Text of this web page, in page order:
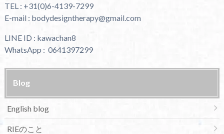
TEL : +31(0)6-4139-7299
E-mail : bodydesigntherapy@gmail.com
LINE ID : kawachan8
WhatsApp : 0641397299
Blog
English blog
RIEのこと